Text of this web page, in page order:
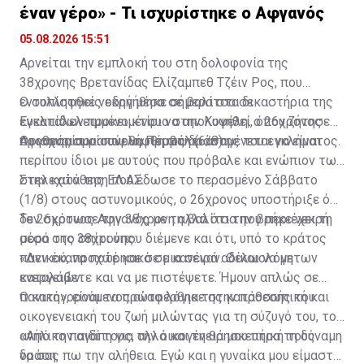
έναν γέρο» - Τι ισχυρίστηκε ο Αφγανός
05.08.2026 15:51
Αρνείται την εμπλοκή του στη δολοφονία της
38χρονης Βρετανίδας Ελίζαμπεθ Τζέιν Ρος, που
εντοπίστηκε νεκρή μέσα σε βαλίτσα σε
εγκαταλελειμμένο κτίριο στην Κυψέλη, ο 26χρονος
Αφγανός που συνελήφθη ως δράστης του εγκλήματος.
Ο συλληφθείς οδηγήθηκε σήμερα στα δικαστήρια της
Ευελπίδων προκειμένου να απολογηθεί, όπου ζήτησε
προθεσμία για αύριο, Πέμπτη (6/8).
Οι ισχυρισμοί που θα προβάλει αναμένεται να είναι
περίπου ίδιοι με αυτούς που πρόβαλε και ενώπιον των
στελεχών της ΕΛ.ΑΣ.
Στην κατάθεση που έδωσε το περασμένο Σάββατο
(1/8) στους αστυνομικούς, ο 26χρονος υποστήριξε ότι
δεν σκότωσε την 38χρονη αλλά ότι την βρήκε νεκρή
μέσα στο σπίτι όπου διέμενε και ότι, υπό το κράτος
πανικού, προχώρησε σε μια σειρά αδικαιολόγητων
ενεργειών.
Το 26χρονος Αφγανός με τη βαλίτσα που περιέχει τη
σορό της 38χρονης:
«Δεν έκανα ποτέ κακό σε κανέναν. Θέλω να με
καταλάβετε και να με πιστέψετε. Ήμουν απλώς σε
πανικό», είναι τα πρώτα λόγια της κατάθεσής του.
Ο κατηγορούμενος αναφέρθηκε στην προσωπική και
οικογενειακή του ζωή μιλώντας για τη σύζυγό του, το
ανήλικο παιδί τους, αλλά και τη θρησκευτική τους
δράση.
«Από την αγάπη για την οικογένειά μου πήρα τη δύναμη
να σας πω την αλήθεια. Εγώ και η γυναίκα μου είμαστε